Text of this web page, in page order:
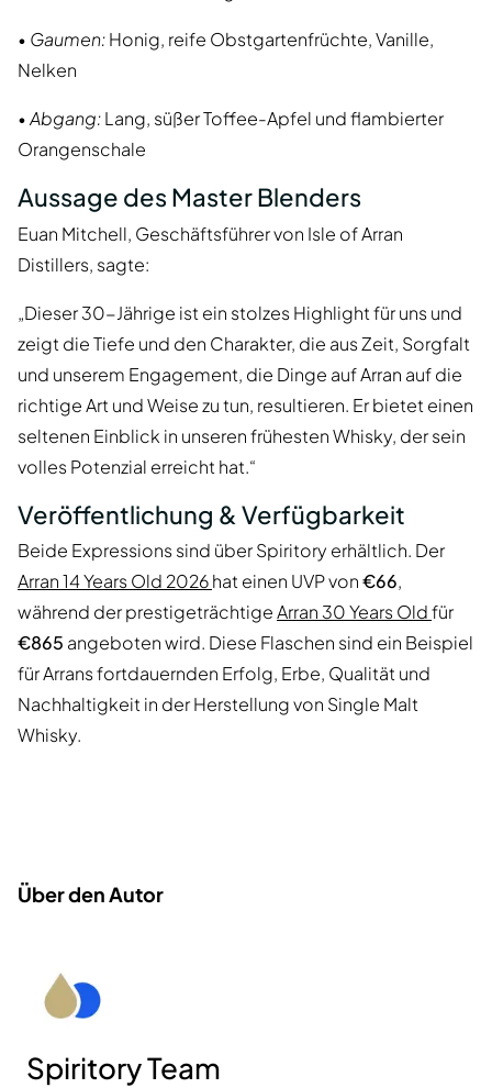
• Gaumen:Honig, reife Obstgartenfrüchte, Vanille,
Nelken
•Abgang:Lang, süßer Toffee-Apfel und flambierter
Orangenschale
Aussage des Master Blenders
Euan Mitchell, Geschäftsführer von Isle of Arran
Distillers, sagte:
„Dieser 30-Jährige ist ein stolzes Highlight für uns und
zeigt die Tiefe und den Charakter, die aus Zeit, Sorgfalt
und unserem Engagement, die Dinge auf Arran auf die
richtige Art und Weise zu tun, resultieren. Er bietet einen
seltenen Einblick in unseren frühesten Whisky, der sein
volles Potenzial erreicht hat.“
Veröffentlichung & Verfügbarkeit
Beide Expressions sind über Spiritory erhältlich. Der
Arran 14 Years Old 2026hat einen UVP von€66,
während der prestigeträchtigeArran 30 Years Oldfür
€865 angeboten wird. Diese Flaschen sind ein Beispiel
für Arrans fortdauernden Erfolg, Erbe, Qualität und
Nachhaltigkeit in der Herstellung von Single Malt
Whisky.
Über den Autor
Spiritory Team